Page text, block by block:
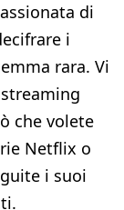
di
i
rara. Vi
che volete
Netflix o
i suoi